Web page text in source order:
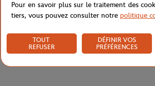
Caractéristiques
Pour en savoir plus sur le traitement des
tiers, vous pouvez consulter notre politique
TOUT
REFUSER
DÉFINIR VOS
PRÉFÉRENCES